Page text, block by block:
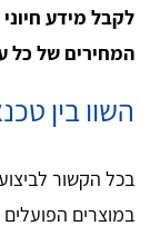
לקבל מידע
המחירים של כל
השוו בין
בכל הקשור
במוצרים הפועלים